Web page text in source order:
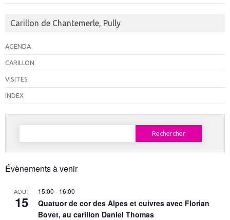
Carillon de Chantemerle, Pully
AGENDA
CARILLON
VISITES
INDEX
Rechercher :
Évènements à venir
AOÛT
15
15:00 - 16:00
Quatuor de cor des Alpes et cuivres avec Florian
Bovet, au carillon Daniel Thomas